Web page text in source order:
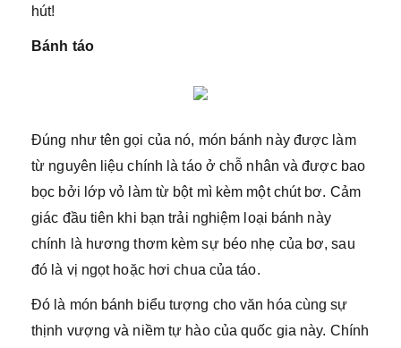
hút!
Bánh táo
Đúng như tên gọi của nó, món bánh này được làm
từ nguyên liệu chính là táo ở chỗ nhân và được bao
bọc bởi lớp vỏ làm từ bột mì kèm một chút bơ. Cảm
giác đầu tiên khi bạn trải nghiệm loại bánh này
chính là hương thơm kèm sự béo nhẹ của bơ, sau
đó là vị ngọt hoặc hơi chua của táo.
Đó là món bánh biểu tượng cho văn hóa cùng sự
thịnh vượng và niềm tự hào của quốc gia này. Chính